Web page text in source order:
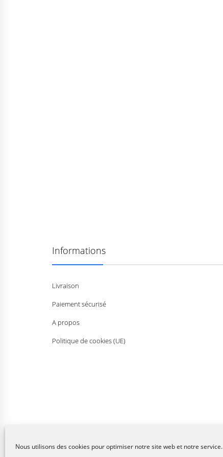
Nous utilisons des cookies pour optimiser notre site web et notre service.
Informations
Livraison
Paiement sécurisé
A propos
Politique de cookies (UE)